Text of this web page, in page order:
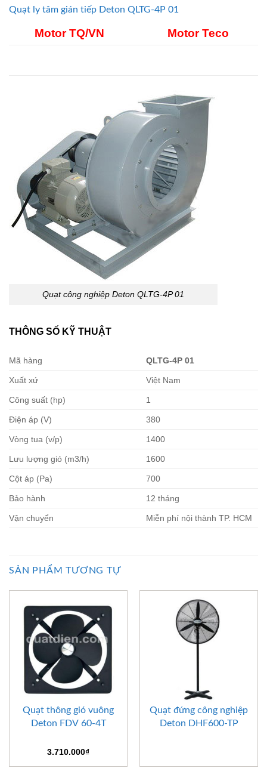
Quạt ly tâm gián tiếp Deton QLTG-4P 01
Motor TQ/VN Motor Teco
Quạt công nghiệp Deton QLTG-4P 01
THÔNG SỐ KỸ THUẬT
Mã hàng QLTG-4P 01
Xuất xứ Việt Nam
Công suất (hp) 1
Điện áp (V) 380
Vòng tua (v/p) 1400
Lưu lượng gió (m3/h) 1600
Cột áp (Pa) 700
Bảo hành 12 tháng
Vận chuyển Miễn phí nội thành TP. HCM
SẢN PHẨM TƯƠNG TỰ
Quạt thông gió vuông
Deton FDV 60-4T
3.710.000₫
Quạt đứng công nghiệp
Deton DHF600-TP